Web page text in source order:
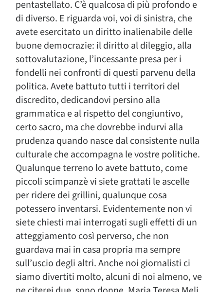
pentastellato. C’è qualcosa di più profondo e
di diverso. E riguarda voi, voi di sinistra, che
avete esercitato un diritto inalienabile delle
buone democrazie: il diritto al dileggio, alla
sottovalutazione, l’incessante presa per i
fondelli nei confronti di questi parvenu della
politica. Avete battuto tutti i territori del
discredito, dedicandovi persino alla
grammatica e al rispetto del congiuntivo,
certo sacro, ma che dovrebbe indurvi alla
prudenza quando nasce dal consistente nulla
culturale che accompagna le vostre politiche.
Qualunque terreno lo avete battuto, come
piccoli scimpanzè vi siete grattati le ascelle
per ridere dei grillini, qualunque cosa
potessero inventarsi. Evidentemente non vi
siete chiesti mai interrogati sugli effetti di un
atteggiamento così perverso, che non
guardava mai in casa propria ma sempre
sull’uscio degli altri. Anche noi giornalisti ci
siamo divertiti molto, alcuni di noi almeno, ve